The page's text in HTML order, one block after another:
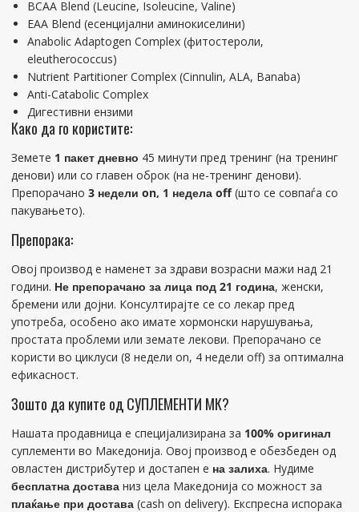
BCAA Blend (Leucine, Isoleucine, Valine)
EAA Blend (есенцијални аминокиселини)
Anabolic Adaptogen Complex (фитостероли,
eleutherococcus)
Nutrient Partitioner Complex (Cinnulin, ALA, Banaba)
Anti-Catabolic Complex
Дигестивни ензими
Како да го користите:
Земете 1 пакет дневно 45 минути пред тренинг (на тренинг
денови) или со главен оброк (на не-тренинг денови).
Препорачано 3 недели on, 1 недела off(што се совпаѓа со
пакувањето).
Препорака:
Овој производ е наменет за здрави возрасни мажи над 21
години. Не препорачано за лица под 21 година, женски,
бремени или дојни. Консултирајте се со лекар пред
употреба, особено ако имате хормонски нарушувања,
простата проблеми или земате лекови. Препорачано се
користи во циклуси (8 недели on, 4 недели off) за оптимална
ефикасност.
Зошто да купите од СУПЛЕМЕНТИ МК?
Нашата продавница е специјализирана за 100% оригинал
суплементи во Македонија. Овој производ е обезбеден од
овластен дистрибутер и достапен е на залиха. Нудиме
бесплатна доставаниз цела Македонија со можност за
плаќање при достава(cash on delivery). Експресна испорака